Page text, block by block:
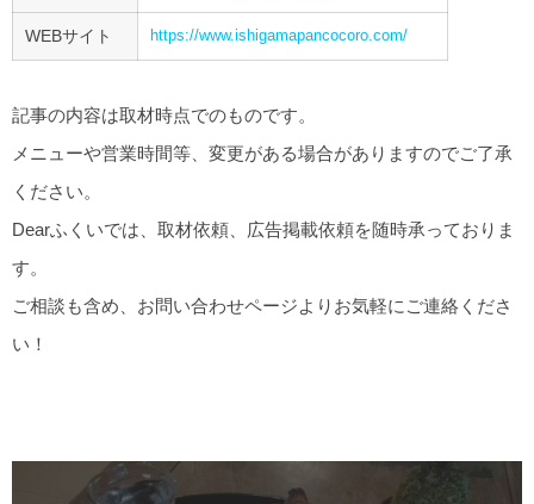
WEBサイト https://www.ishigamapancocoro.com/
記事の内容は取材時点でのものです。
メニューや営業時間等、変更がある場合がありますのでご了承
ください。
Dearふくいでは、取材依頼、広告掲載依頼を随時承っておりま
す。
ご相談も含め、お問い合わせページよりお気軽にご連絡くださ
い！